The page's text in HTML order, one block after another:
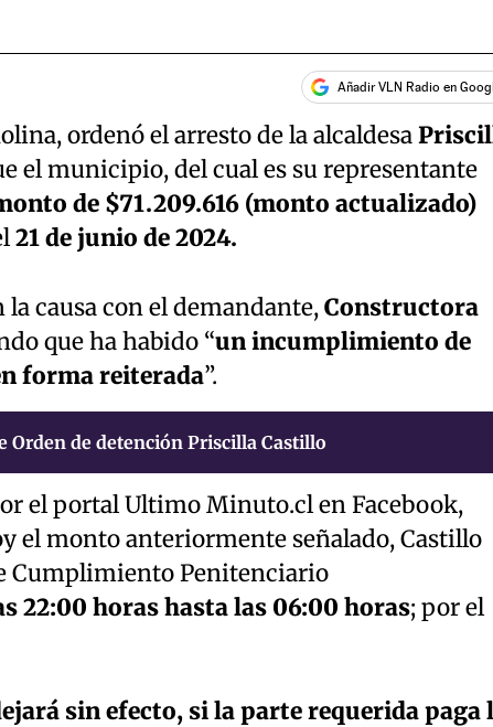
Añadir VLN Radio en
ordenó el arresto de la alcaldesa
el municipio, del cual es su representante
de $71.209.616 (monto actualizado)
21 de junio de 2024.
causa con el demandante,Constructora
que ha habido “un incumplimiento de
forma reiterada”.
Orden de detención Priscilla Castillo
el portal Ultimo Minuto.cl en Facebook,
el monto anteriormente señalado, Castillo
Cumplimiento Penitenciario
22:00 horas hasta las 06:00 horas; por el
sin efecto, si la parte requerida paga